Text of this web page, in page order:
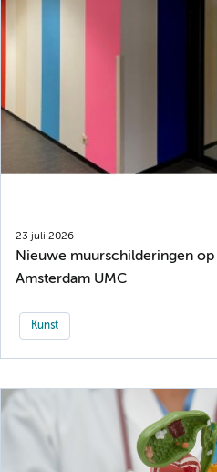
23 juli 2026
Nieuwe muurschilderingen
Amsterdam UMC
Kunst